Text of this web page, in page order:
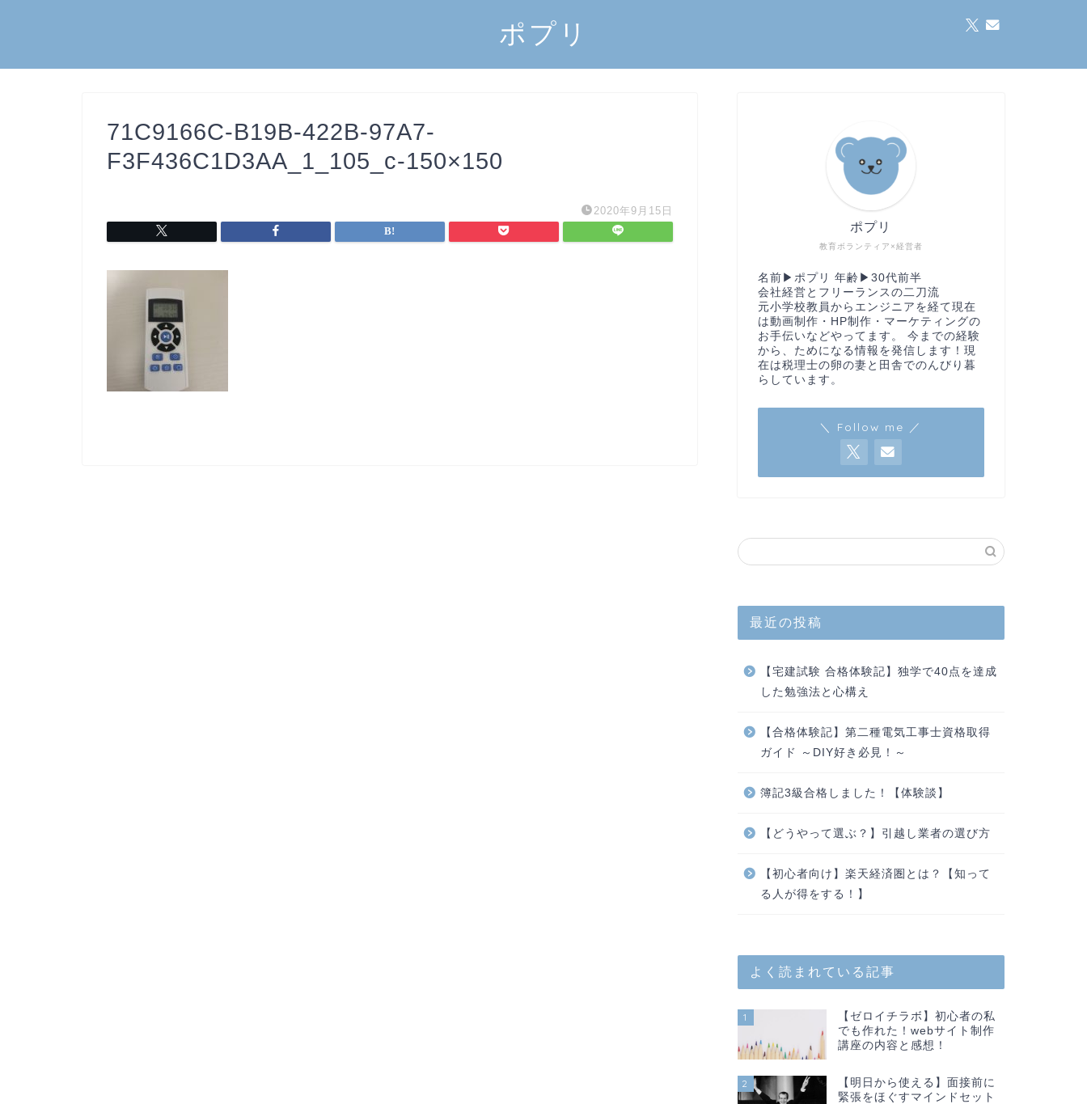
ポプリ
71C9166C-B19B-422B-97A7-
F3F436C1D3AA_1_105_c-150×150
2020年9月15日
教育ボランティア×経営者
ポプリ
名前▶︎ポプリ 年齢▶︎30代前半
会社経営とフリーランスの二刀流
元小学校教員からエンジニアを経て現在
は動画制作・HP制作・マーケティングの
お手伝いなどやってます。 今までの経験
から、ためになる情報を発信します！現
在は税理士の卵の妻と田舎でのんびり暮
らしています。
＼ Follow me ／
最近の投稿
【宅建試験 合格体験記】独学で40点を達成
した勉強法と心構え
【合格体験記】第二種電気工事士資格取得
ガイド ～DIY好き必見！～
簿記3級合格しました！【体験談】
【どうやって選ぶ？】引越し業者の選び方
【初心者向け】楽天経済圏とは？【知って
る人が得をする！】
よく読まれている記事
1
【ゼロイチラボ】初心者の私
でも作れた！webサイト制作
講座の内容と感想！
2
【明日から使える】面接前に
緊張をほぐすマインドセット